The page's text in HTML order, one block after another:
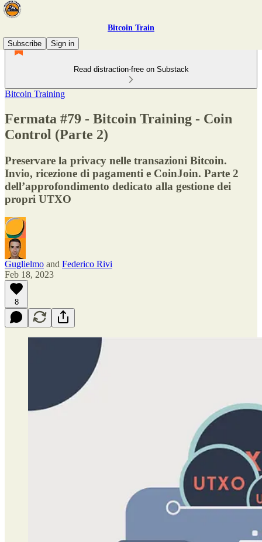
Bitcoin Train
Subscribe
Sign in
Read distraction-free on Substack
Bitcoin Training
Fermata #79 - Bitcoin Training - Coin
Control (Parte 2)
Preservare la privacy nelle transazioni Bitcoin.
Invio, ricezione di pagamenti e CoinJoin. Parte 2
dell’approfondimento dedicato alla gestione dei
propri UTXO
Guglielmo and Federico Rivi
Feb 18, 2023
8